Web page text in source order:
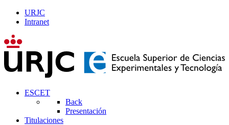
URJC
Intranet
ESCET
Back
Presentación
Titulaciones